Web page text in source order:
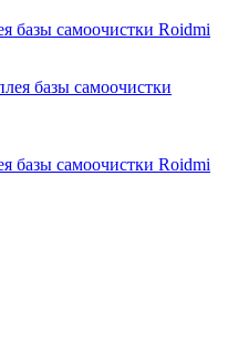
базы самоочистки Roidmi
базы самоочистки Roidmi